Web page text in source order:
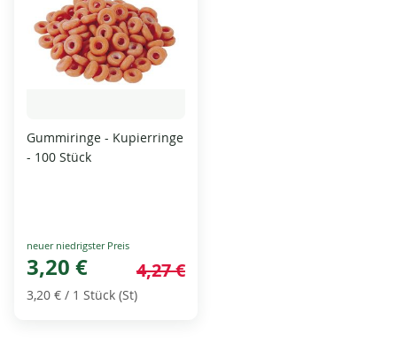
Gummiringe - Kupierringe
- 100 Stück
Special
Price
3,20 € 4,27 €
3,20 € / 1 Stück (St)